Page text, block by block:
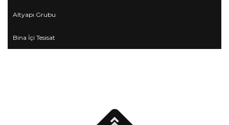
Altyapı Grubu
Bina İçi Tesisat